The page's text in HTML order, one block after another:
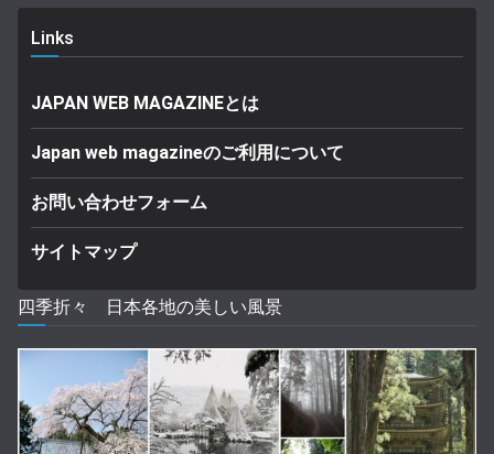
Links
JAPAN WEB MAGAZINEとは
Japan web magazineのご利用について
お問い合わせフォーム
サイトマップ
四季折々 日本各地の美しい風景